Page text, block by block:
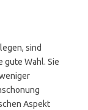
sind
gute Wahl. Sie
Aspekt